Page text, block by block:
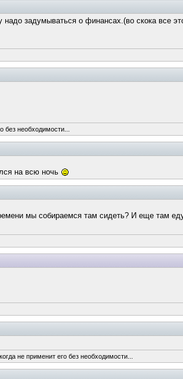
надо задумываться о финансах.(во скока все
без необходимости...
на всю ночь
мы собираемся там сидеть? И еще там
не применит его без необходимости...